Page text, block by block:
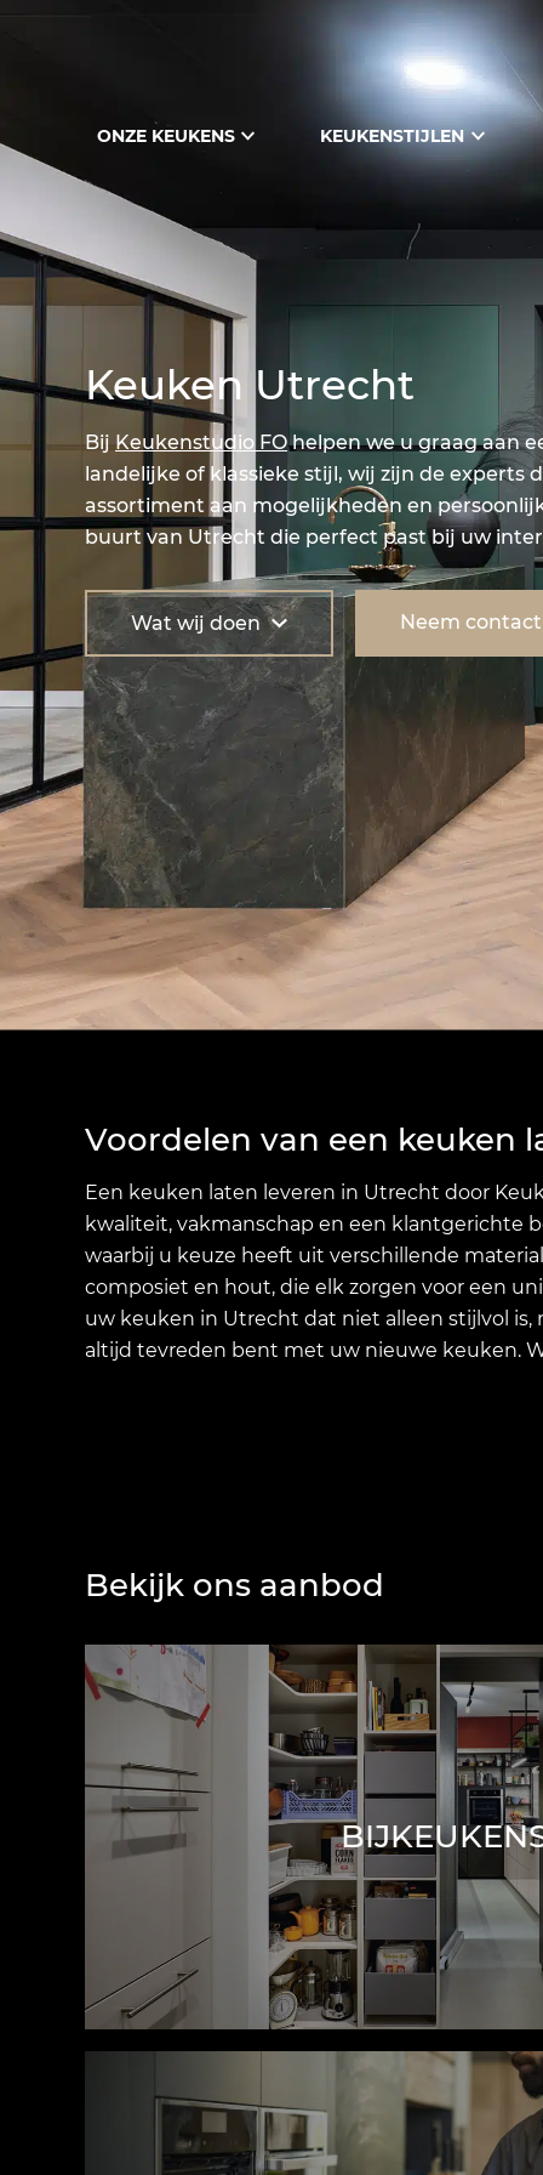
ONZE KEUKENS KEUKENSTIJLEN
Keuken Utrecht
BijKeukenstudio FOhelpen we u graag aan
landelijke of klassieke stijl, wij zijn de
assortiment aan mogelijkheden en
buurt van Utrecht die perfect past bij uw
Wat wij doen Neem
Voordelen van een keuken
Een keuken laten leveren in Utrecht door
kwaliteit, vakmanschap en een klantgerichte
waarbij u keuze heeft uit verschillende
composiet en hout, die elk zorgen voor een
uw keuken in Utrecht dat niet alleen stijlvol is,
altijd tevreden bent met uw nieuwe keuken.
Bekijk ons aanbod